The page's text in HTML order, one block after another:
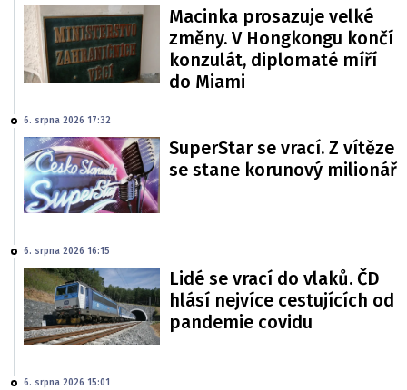
Macinka prosazuje velké
změny. V Hongkongu končí
konzulát, diplomaté míří
do Miami
6. srpna 2026 17:32
SuperStar se vrací. Z vítěze
se stane korunový milionář
6. srpna 2026 16:15
Lidé se vrací do vlaků. ČD
hlásí nejvíce cestujících od
pandemie covidu
6. srpna 2026 15:01